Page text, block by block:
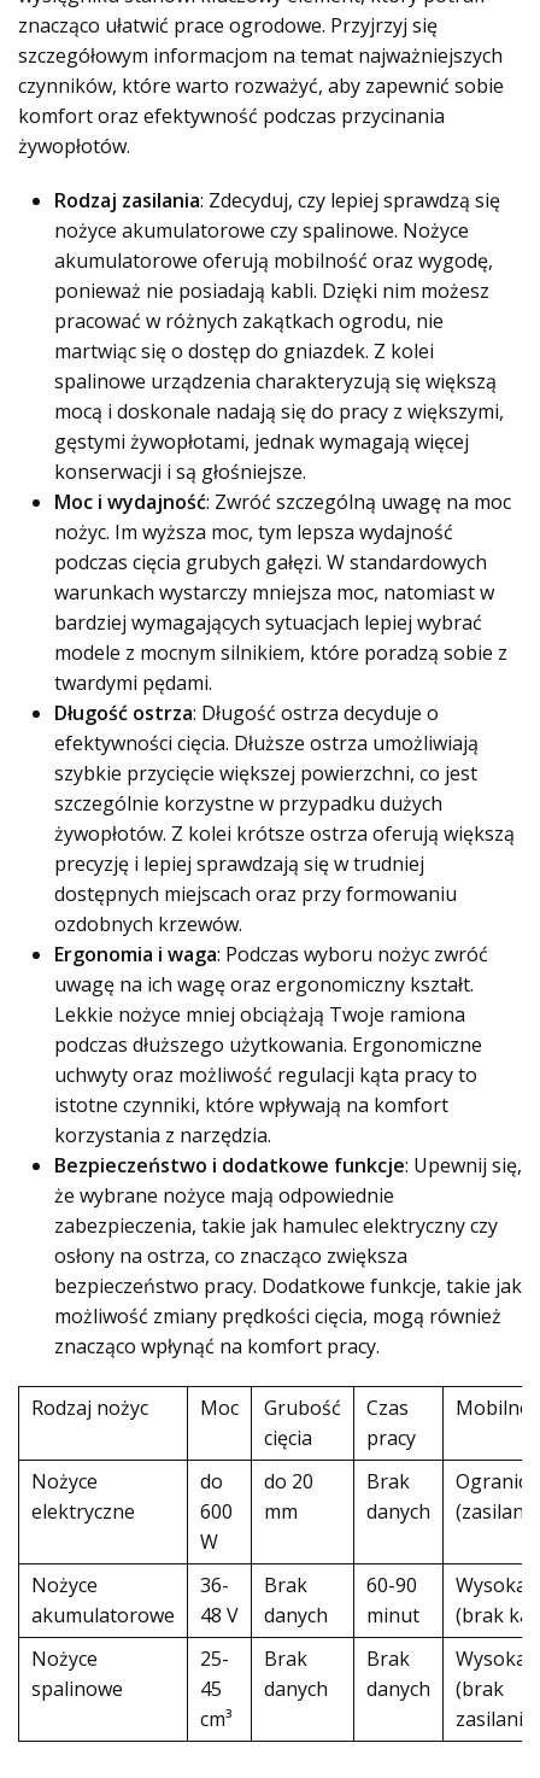
znacząco ułatwić prace ogrodowe. Przyjrzyj się
szczegółowym informacjom na temat najważniejszych
czynników, które warto rozważyć, aby zapewnić sobie
komfort oraz efektywność podczas przycinania
żywopłotów.
Rodzaj zasilania: Zdecyduj, czy lepiej sprawdzą się
nożyce akumulatorowe czy spalinowe. Nożyce
akumulatorowe oferują mobilność oraz wygodę,
ponieważ nie posiadają kabli. Dzięki nim możesz
pracować w różnych zakątkach ogrodu, nie
martwiąc się o dostęp do gniazdek. Z kolei
spalinowe urządzenia charakteryzują się większą
mocą i doskonale nadają się do pracy z większymi,
gęstymi żywopłotami, jednak wymagają więcej
konserwacji i są głośniejsze.
Moc i wydajność: Zwróć szczególną uwagę na moc
nożyc. Im wyższa moc, tym lepsza wydajność
podczas cięcia grubych gałęzi. W standardowych
warunkach wystarczy mniejsza moc, natomiast w
bardziej wymagających sytuacjach lepiej wybrać
modele z mocnym silnikiem, które poradzą sobie z
twardymi pędami.
Długość ostrza: Długość ostrza decyduje o
efektywności cięcia. Dłuższe ostrza umożliwiają
szybkie przycięcie większej powierzchni, co jest
szczególnie korzystne w przypadku dużych
żywopłotów. Z kolei krótsze ostrza oferują większą
precyzję i lepiej sprawdzają się w trudniej
dostępnych miejscach oraz przy formowaniu
ozdobnych krzewów.
Ergonomia i waga: Podczas wyboru nożyc zwróć
uwagę na ich wagę oraz ergonomiczny kształt.
Lekkie nożyce mniej obciążają Twoje ramiona
podczas dłuższego użytkowania. Ergonomiczne
uchwyty oraz możliwość regulacji kąta pracy to
istotne czynniki, które wpływają na komfort
korzystania z narzędzia.
Bezpieczeństwo i dodatkowe funkcje: Upewnij się,
że wybrane nożyce mają odpowiednie
zabezpieczenia, takie jak hamulec elektryczny czy
osłony na ostrza, co znacząco zwiększa
bezpieczeństwo pracy. Dodatkowe funkcje, takie jak
możliwość zmiany prędkości cięcia, mogą również
znacząco wpłynąć na komfort pracy.
Rodzaj nożyc Moc
Grubość
cięcia
Czas
pracy
Nożyce
elektryczne
do
600
W
do 20
mm
Brak
danych
Nożyce
akumulatorowe
36-
48 V
Brak
danych
60-90
minut
Wysoka
(brak
Nożyce
spalinowe
25-
45
cm³
Brak
danych
Brak
danych
Wysoka
(brak
zasilania)